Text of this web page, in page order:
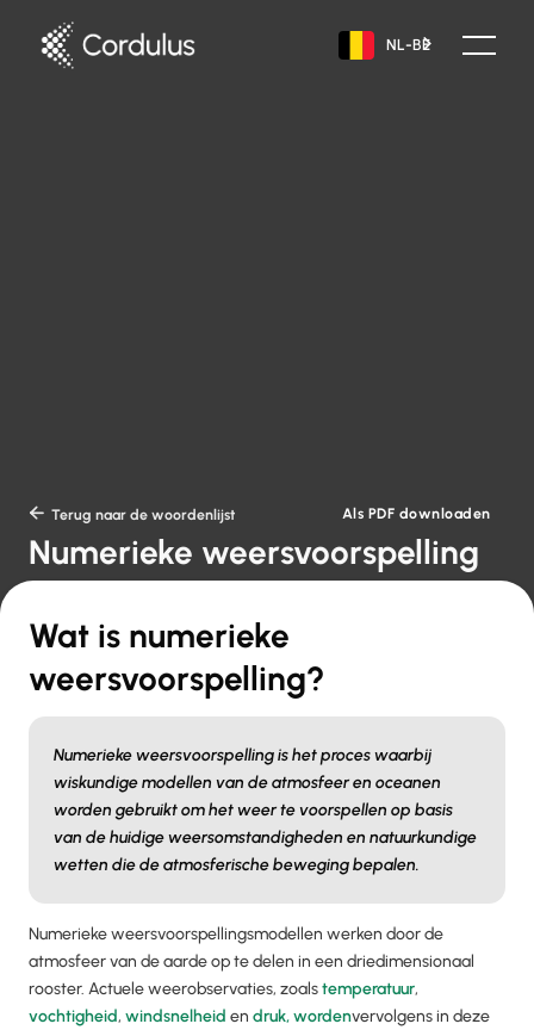
NL-BE
 Terug naar de woordenlijst Als PDF downloaden
Numerieke weersvoorspelling
Wat is numerieke
weersvoorspelling?
Numerieke weersvoorspelling is het proces waarbij
wiskundige modellen van de atmosfeer en oceanen
worden gebruikt om het weer te voorspellen op basis
van de huidige weersomstandigheden en natuurkundige
wetten die de atmosferische beweging bepalen.
Numerieke weersvoorspellingsmodellen werken door de
atmosfeer van de aarde op te delen in een driedimensionaal
rooster. Actuele weerobservaties, zoalstemperatuur,
vochtigheid, windsnelheid en druk, wordenvervolgens in deze